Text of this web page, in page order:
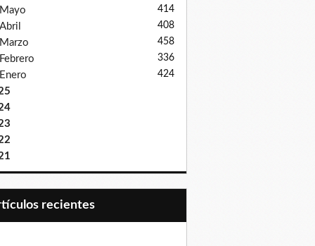
Mayo 414
Abril 408
Marzo 458
Febrero 336
Enero 424
recientes